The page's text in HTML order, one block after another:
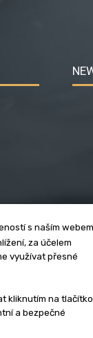
Cookies
se vztahují
s naším
za účelem
využívat přesné
kliknutím na tlačítko
a bezpečné